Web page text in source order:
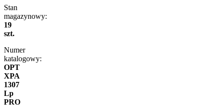
Stan
magazynowy:
19
szt.
Numer
katalogowy:
OPT
XPA
1307
Lp
PRO